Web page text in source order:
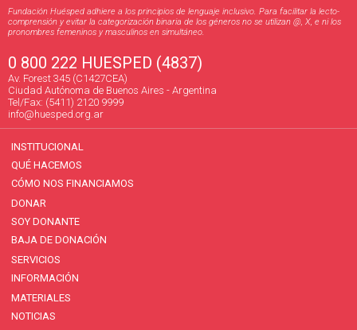
Fundación Huésped adhiere a los principios de lenguaje inclusivo. Para facilitar la lecto-
comprensión y evitar la categorización binaria de los géneros no se utilizan @, X, e ni los
pronombres femeninos y masculinos en simultáneo.
0 800 222 HUESPED (4837)
Av. Forest 345 (C1427CEA)
Ciudad Autónoma de Buenos Aires - Argentina
Tel/Fax: (5411) 2120 9999
info@huesped.org.ar
INSTITUCIONAL
QUÉ HACEMOS
CÓMO NOS FINANCIAMOS
DONAR
SOY DONANTE
BAJA DE DONACIÓN
SERVICIOS
INFORMACIÓN
MATERIALES
NOTICIAS